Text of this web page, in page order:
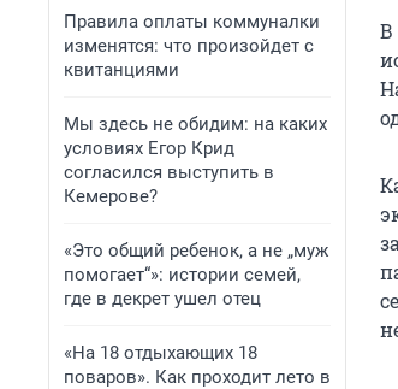
Правила оплаты коммуналки
изменятся: что произойдет с
квитанциями
Мы здесь не обидим: на каких
условиях Егор Крид
согласился выступить в
Кемерове?
«Это общий ребенок, а не „муж
помогает“»: истории семей,
где в декрет ушел отец
«На 18 отдыхающих 18
поваров». Как проходит лето в
В